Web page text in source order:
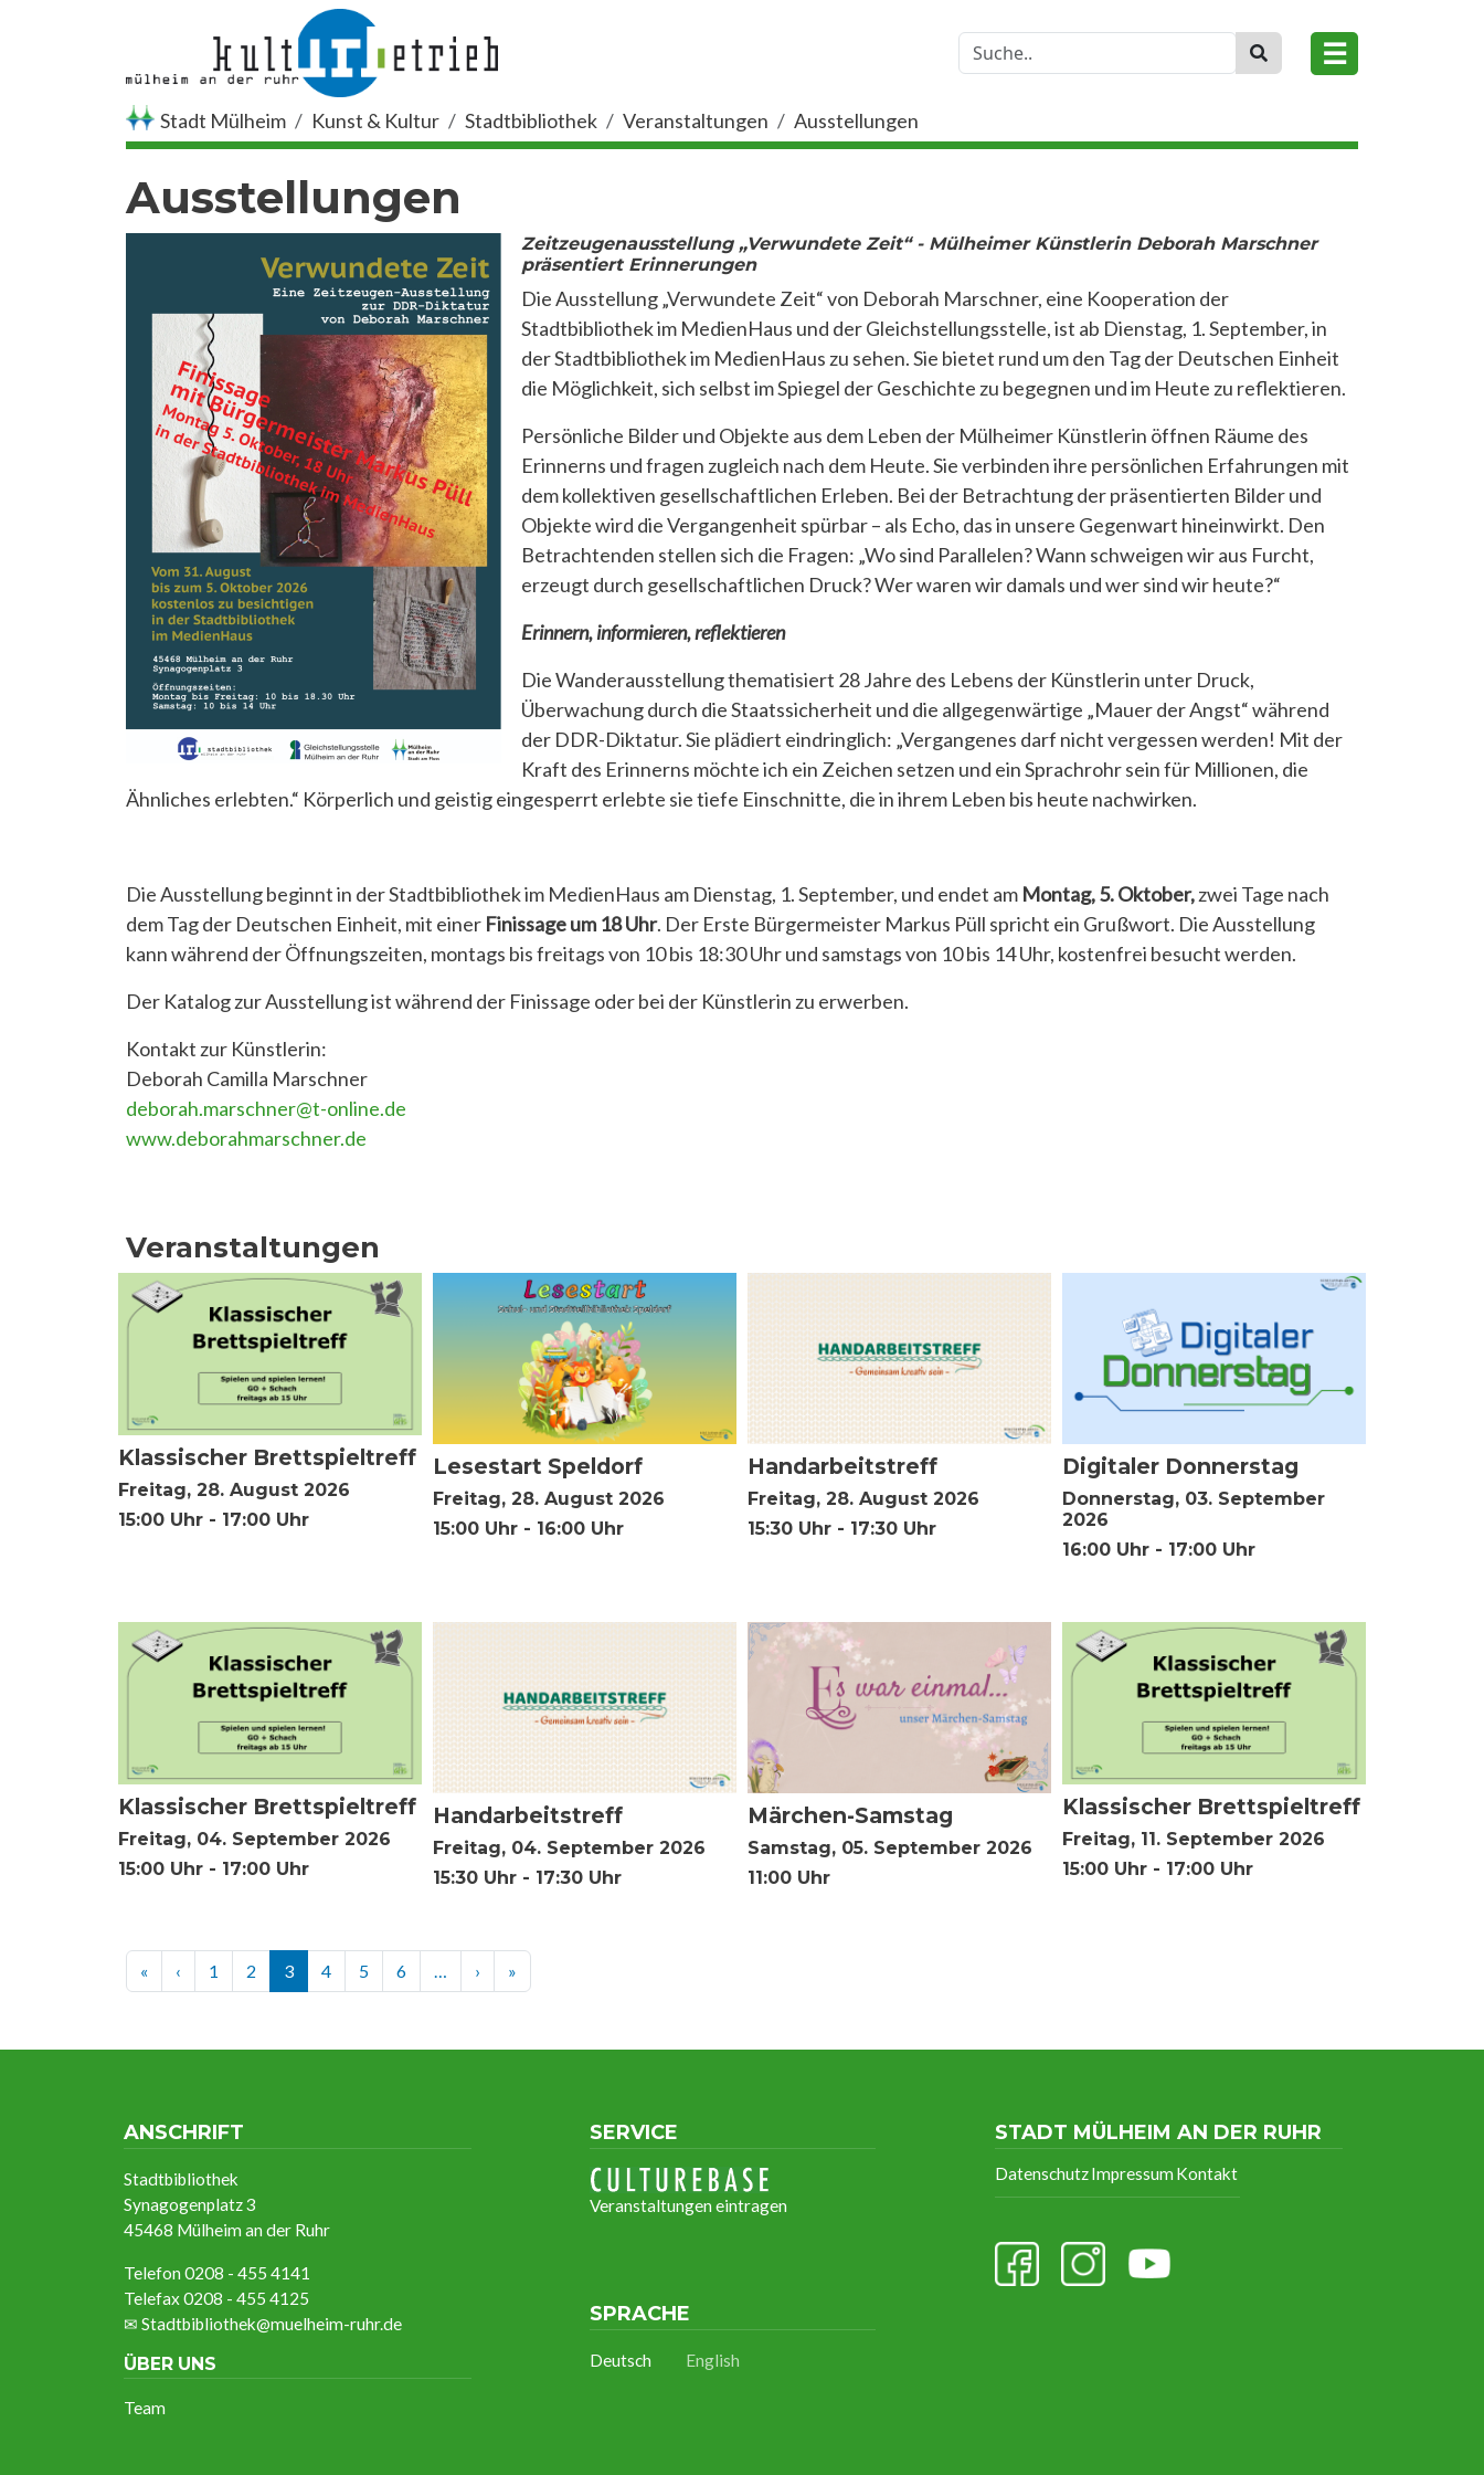
☰
Stadt Mülheim Kunst & Kultur Stadtbibliothek Veranstaltungen Ausstellungen
Ausstellungen
Zeitzeugenausstellung „Verwundete Zeit“ - Mülheimer Künstlerin Deborah Marschner
präsentiert Erinnerungen
Die Ausstellung „Verwundete Zeit“ von Deborah Marschner, eine Kooperation der
Stadtbibliothek im MedienHaus und der Gleichstellungsstelle, ist ab Dienstag, 1. September, in
der Stadtbibliothek im MedienHaus zu sehen. Sie bietet rund um den Tag der Deutschen Einheit
die Möglichkeit, sich selbst im Spiegel der Geschichte zu begegnen und im Heute zu reflektieren.
Persönliche Bilder und Objekte aus dem Leben der Mülheimer Künstlerin öffnen Räume des
Erinnerns und fragen zugleich nach dem Heute. Sie verbinden ihre persönlichen Erfahrungen mit
dem kollektiven gesellschaftlichen Erleben. Bei der Betrachtung der präsentierten Bilder und
Objekte wird die Vergangenheit spürbar – als Echo, das in unsere Gegenwart hineinwirkt. Den
Betrachtenden stellen sich die Fragen: „Wo sind Parallelen? Wann schweigen wir aus Furcht,
erzeugt durch gesellschaftlichen Druck? Wer waren wir damals und wer sind wir heute?“
Erinnern, informieren, reflektieren
Die Wanderausstellung thematisiert 28 Jahre des Lebens der Künstlerin unter Druck,
Überwachung durch die Staatssicherheit und die allgegenwärtige „Mauer der Angst“ während
der DDR-Diktatur. Sie plädiert eindringlich: „Vergangenes darf nicht vergessen werden! Mit der
Kraft des Erinnerns möchte ich ein Zeichen setzen und ein Sprachrohr sein für Millionen, die
Ähnliches erlebten.“ Körperlich und geistig eingesperrt erlebte sie tiefe Einschnitte, die in ihrem Leben bis heute nachwirken.
Die Ausstellung beginnt in der Stadtbibliothek im MedienHaus am Dienstag, 1. September, und endet am Montag, 5. Oktober,zwei Tage nach
dem Tag der Deutschen Einheit, mit einer Finissage um 18 Uhr. Der Erste Bürgermeister Markus Püll spricht ein Grußwort. Die Ausstellung
kann während der Öffnungszeiten, montags bis freitags von 10 bis 18:30 Uhr und samstags von 10 bis 14 Uhr, kostenfrei besucht werden.
Der Katalog zur Ausstellung ist während der Finissage oder bei der Künstlerin zu erwerben.
Kontakt zur Künstlerin:
Deborah Camilla Marschner
deborah.marschner@t-online.de
www.deborahmarschner.de
Veranstaltungen
Klassischer Brettspieltreff
Freitag, 28. August 2026
15:00 Uhr - 17:00 Uhr
Lesestart Speldorf
Freitag, 28. August 2026
15:00 Uhr - 16:00 Uhr
Handarbeitstreff
Freitag, 28. August 2026
15:30 Uhr - 17:30 Uhr
Digitaler Donnerstag
Donnerstag, 03. September
2026
16:00 Uhr - 17:00 Uhr
Klassischer Brettspieltreff
Freitag, 04. September 2026
15:00 Uhr - 17:00 Uhr
Handarbeitstreff
Freitag, 04. September 2026
15:30 Uhr - 17:30 Uhr
Märchen-Samstag
Samstag, 05. September 2026
11:00 Uhr
Klassischer Brettspieltreff
Freitag, 11. September 2026
15:00 Uhr - 17:00 Uhr
Seitennummerierung
« Erste Seite
‹ Vorherige Seite
1 2 3 4 5 6 … › Nächste Seite
»
ANSCHRIFT
Stadtbibliothek
Synagogenplatz 3
45468 Mülheim an der Ruhr
Telefon 0208 - 455 4141
Telefax 0208 - 455 4125
✉ Stadtbibliothek@muelheim-ruhr.de
ÜBER UNS
Team
SERVICE
Veranstaltungen eintragen
SPRACHE
Deutsch English
STADT MÜLHEIM AN DER RUHR
DatenschutzImpressum Kontakt